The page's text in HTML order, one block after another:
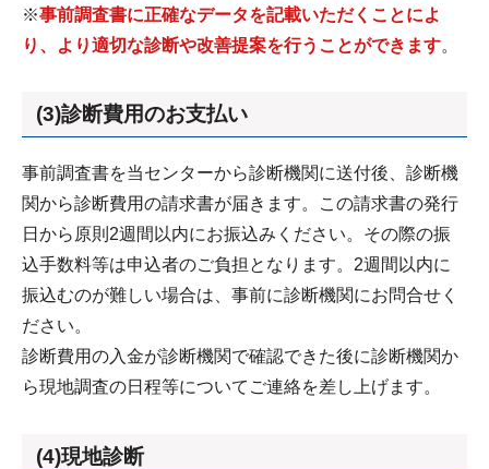
※事前調査書に正確なデータを記載いただくことによ
り、より適切な診断や改善提案を行うことができます。
(3)診断費用のお支払い
事前調査書を当センターから診断機関に送付後、診断機
関から診断費用の請求書が届きます。この請求書の発行
日から原則2週間以内にお振込みください。その際の振
込手数料等は申込者のご負担となります。2週間以内に
振込むのが難しい場合は、事前に診断機関にお問合せく
ださい。
診断費用の入金が診断機関で確認できた後に診断機関か
ら現地調査の日程等についてご連絡を差し上げます。
(4)現地診断